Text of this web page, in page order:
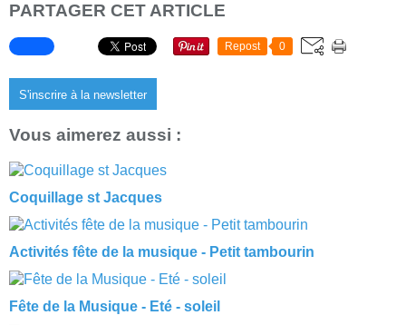
PARTAGER CET ARTICLE
Repost 0
S'inscrire à la newsletter
Vous aimerez aussi :
Coquillage st Jacques
Activités fête de la musique - Petit tambourin
Fête de la Musique - Eté - soleil